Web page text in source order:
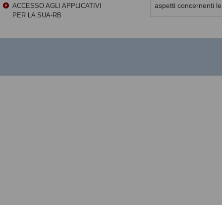
aspetti concernenti
ACCESSO AGLI APPLICATIVI
PER LA SUA-RB